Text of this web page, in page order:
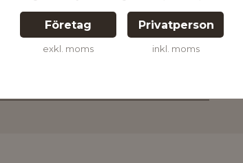
Företag
exkl. moms
Privatperson
inkl. moms
3165140767675